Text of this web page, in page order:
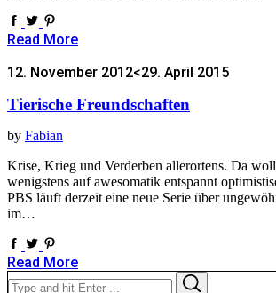
Read More
12. November 2012<29. April 2015
Tierische Freundschaften
by Fabian
Krise, Krieg und Verderben allerortens. Da
wenigstens auf awesomatik entspannt
PBS läuft derzeit eine neue Serie über
im…
Read More
Search